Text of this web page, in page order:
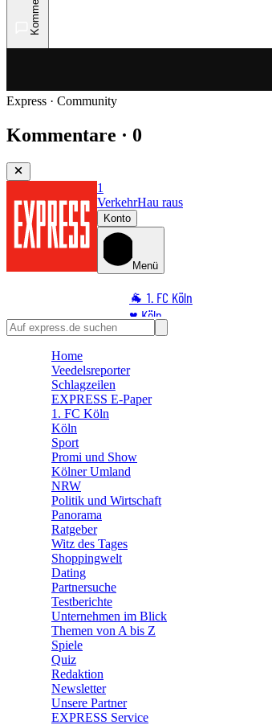
Express · Community
Kommentare · 0
1
VerkehrHau raus
Konto
Menü
🐐 1. FC Köln
♥️ Köln
⭐ Promi
🛒 Shoppingwelt
🧩 Spiele
Home
Veedelsreporter
Schlagzeilen
EXPRESS E-Paper
1. FC Köln
Köln
Sport
Promi und Show
Kölner Umland
NRW
Politik und Wirtschaft
Panorama
Ratgeber
Witz des Tages
Shoppingwelt
Dating
Partnersuche
Testberichte
Unternehmen im Blick
Themen von A bis Z
Spiele
Quiz
Redaktion
Newsletter
Unsere Partner
EXPRESS Service